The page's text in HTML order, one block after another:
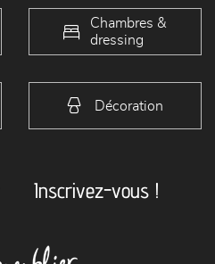
Chambres &
dressing
Décoration
Inscrivez-vous !